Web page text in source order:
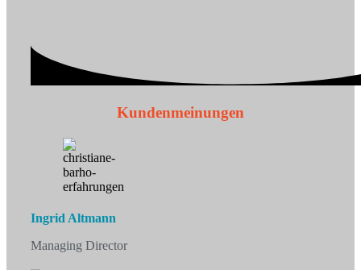
Kundenmeinungen
Ingrid Altmann
Managing Director